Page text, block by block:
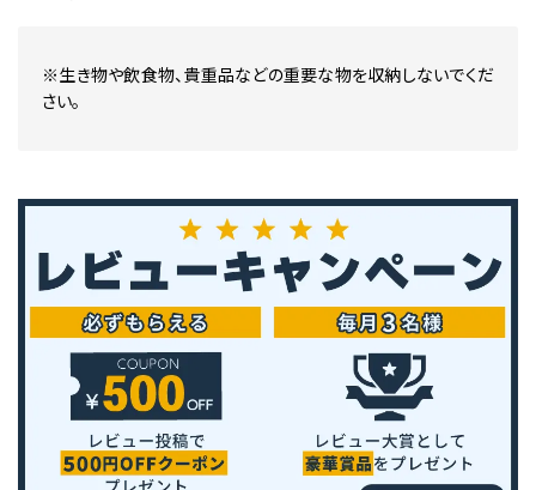
※生き物や飲食物、貴重品などの重要な物を収納しないでくだ
さい。